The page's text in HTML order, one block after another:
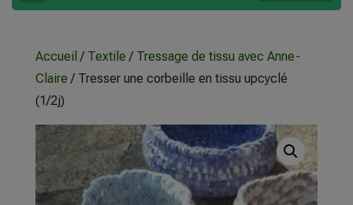
Accueil / Textile / Tressage de tissu avec Anne-
Claire / Tresser une corbeille en tissu upcyclé
(1/2j)